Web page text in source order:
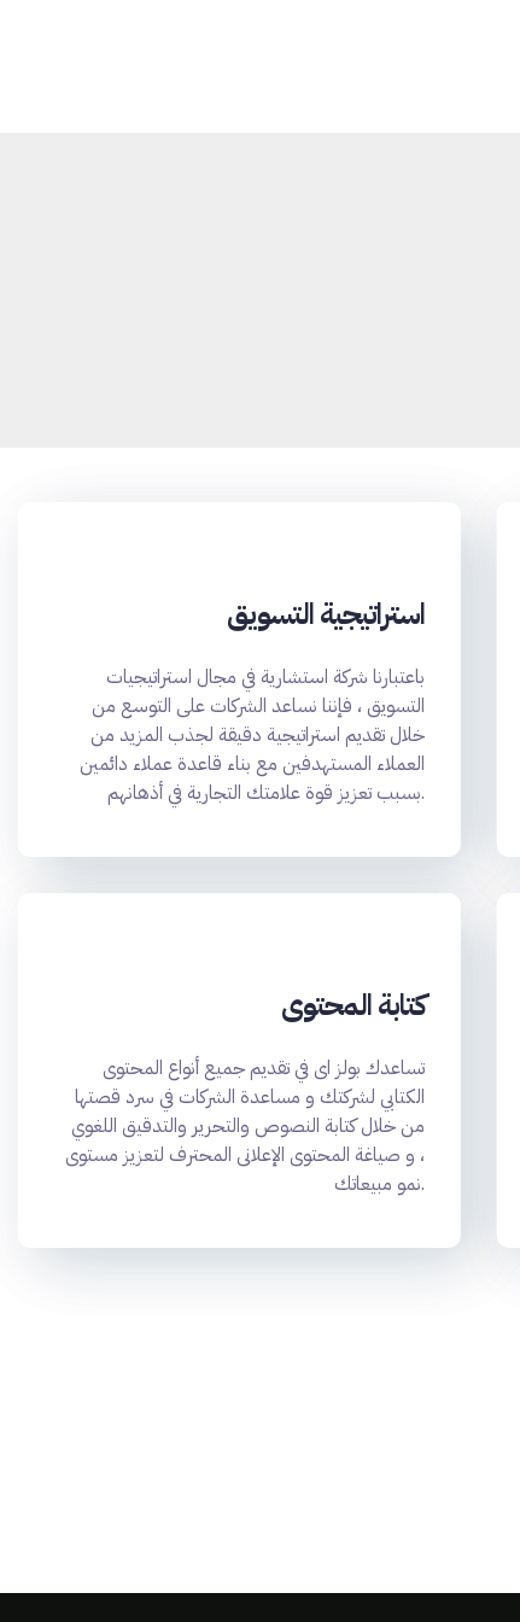
استراتيجية التسويق
باعتبارنا شركة استشارية في مجال استراتيجيات
التسويق ، فإننا نساعد الشركات على التوسع من
خلال تقديم استراتيجية دقيقة لجذب المزيد من
العملاء المستهدفين مع بناء قاعدة عملاء دائمين
بسبب تعزيز قوة علامتك التجارية في أذهانهم.
كتابة المحتوى
تساعدك بولز اى في تقديم جميع أنواع المحتوى
الكتابي لشركتك و مساعدة الشركات في سرد ​​قصتها
من خلال كتابة النصوص والتحرير والتدقيق اللغوي
، و صياغة المحتوى الإعلانى المحترف لتعزيز مستوى
نمو مبيعاتك.